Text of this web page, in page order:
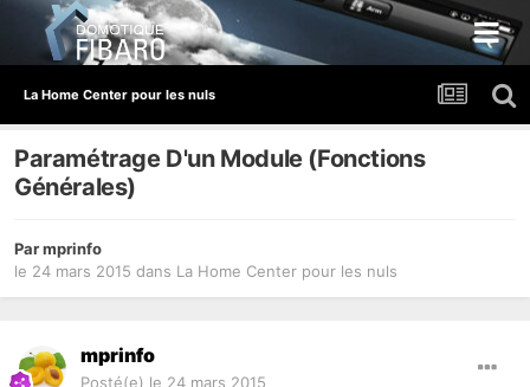
La Home Center pour les nuls
Paramétrage D'un Module (Fonctions
Générales)
Parmprinfo
le 24 mars 2015 dans La Home Center pour les nuls
mprinfo
Posté(e) le 24 mars 2015